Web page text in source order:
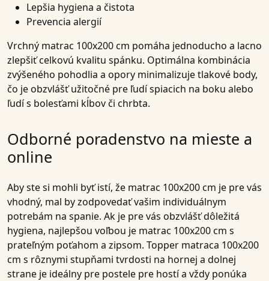
Lepšia hygiena a čistota
Prevencia alergií
Vrchný matrac 100x200 cm pomáha jednoducho a lacno
zlepšiť celkovú kvalitu spánku. Optimálna kombinácia
zvýšeného pohodlia a opory minimalizuje tlakové body,
čo je obzvlášť užitočné pre ľudí spiacich na boku alebo
ľudí s bolesťami kĺbov či chrbta.
Odborné poradenstvo na mieste a
online
Aby ste si mohli byť istí, že matrac 100x200 cm je pre vás
vhodný, mal by zodpovedať vašim individuálnym
potrebám na spanie. Ak je pre vás obzvlášť dôležitá
hygiena, najlepšou voľbou je matrac 100x200 cm s
prateľným poťahom a zipsom. Topper matraca 100x200
cm s rôznymi stupňami tvrdosti na hornej a dolnej
strane je ideálny pre postele pre hostí a vždy ponúka